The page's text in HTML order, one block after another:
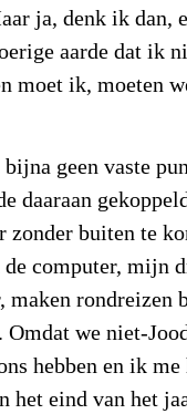
ja, denk ik dan,
aarde dat ik
moet ik, moeten
geen vaste
daaraan
zonder buiten te
computer, mijn
maken rondreizen
Omdat we niet-
hebben en ik
het eind van het